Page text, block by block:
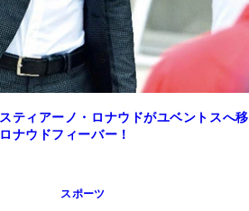
ティアーノ・ロナウドがユベントスへ移
ナウドフィーバー！
スポーツ